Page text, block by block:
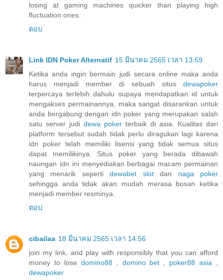
losing at gaming machines quicker than playing high
fluctuation ones.
ตอบ
Link IDN Poker Alternatif 15 มีนาคม 2565 เวลา 13:59
Ketika anda ingin bermain judi secara online maka anda
harus menjadi member di sebuah situs dewapoker
terpercaya terlebih dahulu supaya mendapatkan id untuk
mengakses permainannya, maka sangat disarankan untuk
anda bergabung dengan idn poker yang merupakan salah
satu server judi dewa poker terbaik di asia. Kualitas dari
platform tersebut sudah tidak perlu diragukan lagi karena
idn poker telah memiliki lisensi yang tidak semua situs
dapat memilikinya. Situs poker yang berada dibawah
naungan idn ini menyediakan berbagai macam permainan
yang menarik sepertidewabet slotdan naga poker
sehingga anda tidak akan mudah merasa bosan ketika
menjadi member resminya.
ตอบ
cibailaa 18 มีนาคม 2565 เวลา 14:56
join my link, and play with responsibly that you can afford
money to lose domino88 domino bet poker88 asia
dewapoker